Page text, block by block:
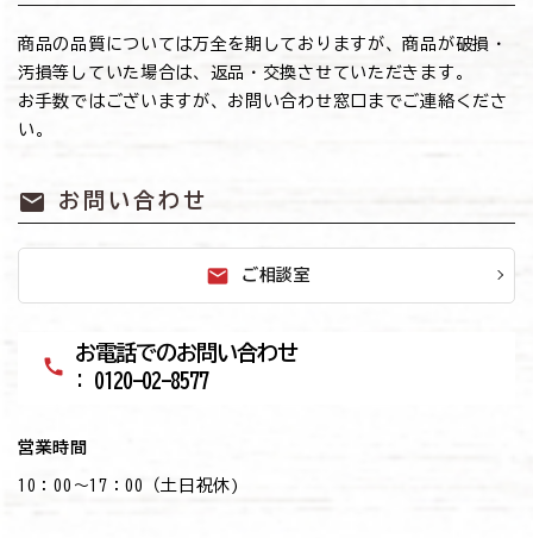
商品の品質については万全を期しておりますが、商品が破損・
汚損等していた場合は、返品・交換させていただきます。
お手数ではございますが、お問い合わせ窓口までご連絡くださ
い。
mail お問い合わせ
mail ご相談室
call
お電話でのお問い合わせ
: 0120-02-8577
営業時間
10：00～17：00（土日祝休)